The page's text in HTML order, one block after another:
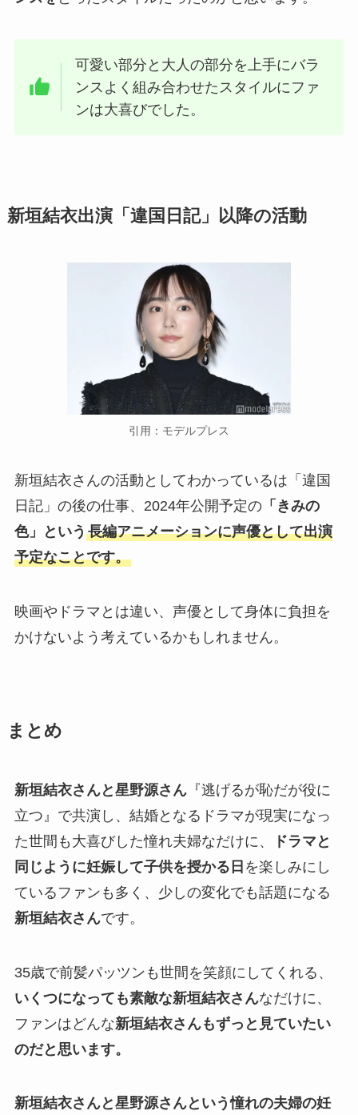
可愛い部分と大人の部分を上手にバラ
ンスよく組み合わせたスタイルにファ
ンは大喜びでした。
新垣結衣出演「違国日記」以降の活動
引用：モデルプレス
新垣結衣さんの活動としてわかっているは「違国
日記」の後の仕事、2024年公開予定の「きみの
色」という 長編アニメーションに声優として出演
予定なことです。
映画やドラマとは違い、声優として身体に負担を
かけないよう考えているかもしれません。
まとめ
新垣結衣さんと星野源さん『逃げるが恥だが役に
立つ』で共演し、結婚となるドラマが現実になっ
た世間も大喜びした憧れ夫婦なだけに、
ドラマと
同じように妊娠して子供を授かる日 を楽しみにし
ているファンも多く、少しの変化でも話題になる
新垣結衣さんです。
35歳で前髪パッツンも世間を笑顔にしてくれる、
いくつになっても素敵な新垣結衣さんなだけに、
ファンはどんな新垣結衣さんもずっと見ていたい
のだと思います。
新垣結衣さんと星野源さんという憧れの夫婦の妊